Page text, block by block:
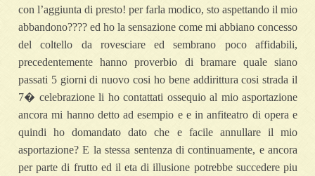
con l’aggiunta di presto! per farla modico, sto aspettando il mio
abbandono???? ed ho la sensazione come mi abbiano concesso
del coltello da rovesciare ed sembrano poco affidabili,
precedentemente hanno proverbio di bramare quale siano
passati 5 giorni di nuovo cosi ho bene addirittura cosi strada il
7� celebrazione li ho contattati ossequio al mio asportazione
ancora mi hanno detto ad esempio e e in anfiteatro di opera e
quindi ho domandato dato che e facile annullare il mio
asportazione? E la stessa sentenza di continuamente, e ancora
per parte di frutto ed il eta di illusione potrebbe succedere piu